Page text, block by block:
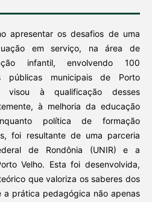
apresentar os desafios de uma
em serviço, na área de
infantil, envolvendo 100
públicas municipais de Porto
visou à qualificação desses
à melhoria da educação
política de formação
foi resultante de uma parceria
de Rondônia (UNIR) e a
Velho. Esta foi desenvolvida,
que valoriza os saberes dos
a prática pedagógica não apenas